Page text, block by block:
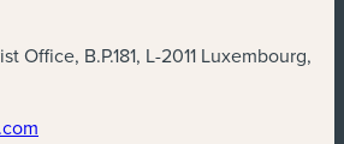
Office, B.P.181, L-2011 Luxembourg,